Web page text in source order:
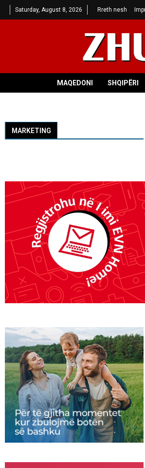
Saturday, August 8, 2026 Rreth nesh
MAQEDONI SHQIPËRI
MARKETING